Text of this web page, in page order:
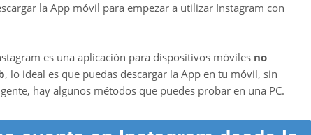
la App móvil para empezar a utilizar Instagram con
es una aplicación para dispositivos móviles no
, lo ideal es que puedas descargar la App en tu móvil, sin
hay algunos métodos que puedes probar en una PC.